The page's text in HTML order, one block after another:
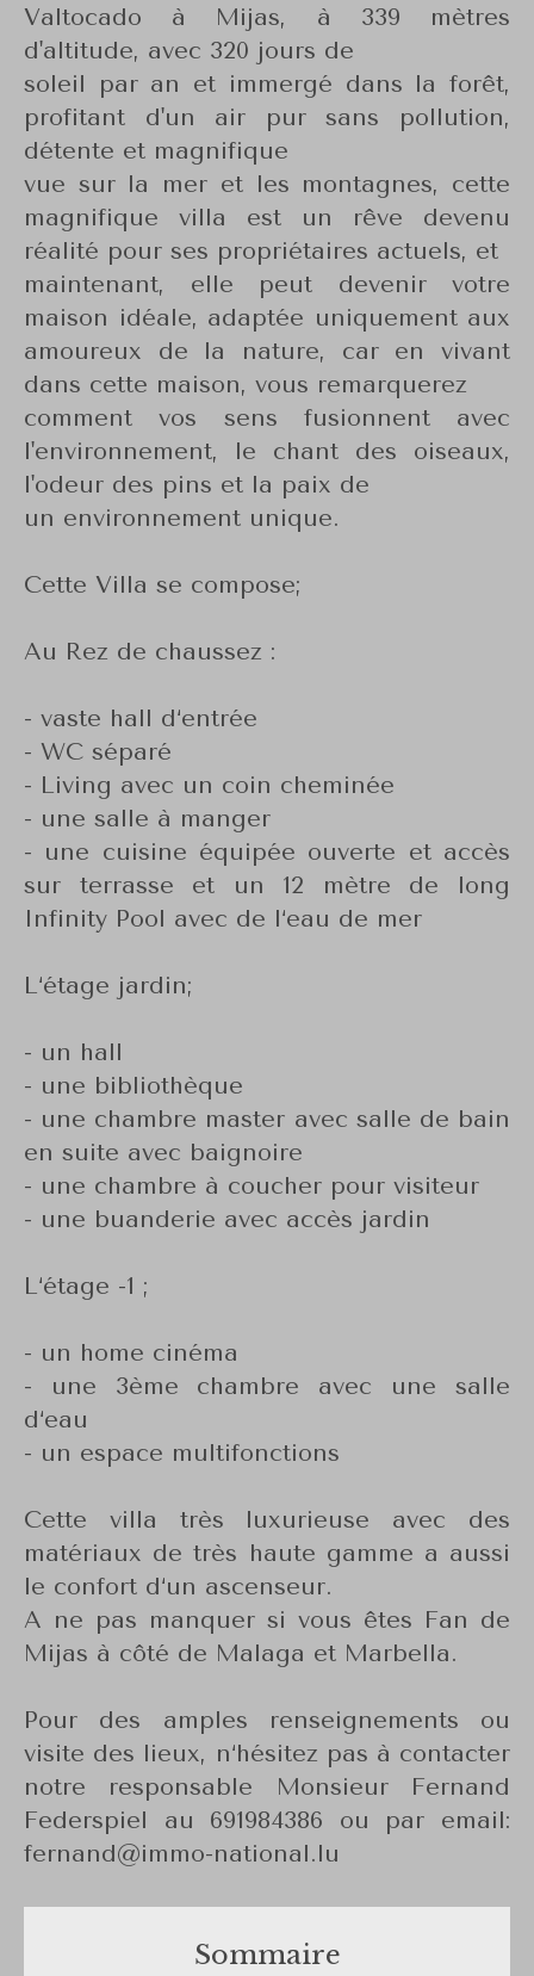
Valtocado à Mijas, à 339 mètres
d'altitude, avec 320 jours de
soleil par an et immergé dans la forêt,
profitant d'un air pur sans pollution,
détente et magnifique
vue sur la mer et les montagnes, cette
magnifique villa est un rêve devenu
réalité pour ses propriétaires actuels, et
maintenant, elle peut devenir votre
maison idéale, adaptée uniquement aux
amoureux de la nature, car en vivant
dans cette maison, vous remarquerez
comment vos sens fusionnent avec
l'environnement, le chant des oiseaux,
l'odeur des pins et la paix de
un environnement unique.
Cette Villa se compose;
Au Rez de chaussez :
- vaste hall d‘entrée
- WC séparé
- Living avec un coin cheminée
- une salle à manger
- une cuisine équipée ouverte et accès
sur terrasse et un 12 mètre de long
Infinity Pool avec de l‘eau de mer
L‘étage jardin;
- un hall
- une bibliothèque
- une chambre master avec salle de bain
en suite avec baignoire
- une chambre à coucher pour visiteur
- une buanderie avec accès jardin
L‘étage -1 ;
- un home cinéma
- une 3ème chambre avec une salle
d‘eau
- un espace multifonctions
Cette villa très luxurieuse avec des
matériaux de très haute gamme a aussi
le confort d‘un ascenseur.
A ne pas manquer si vous êtes Fan de
Mijas à côté de Malaga et Marbella.
Pour des amples renseignements ou
visite des lieux, n‘hésitez pas à contacter
notre responsable Monsieur Fernand
Federspiel au 691984386 ou par email:
fernand@immo-national.lu
Sommaire